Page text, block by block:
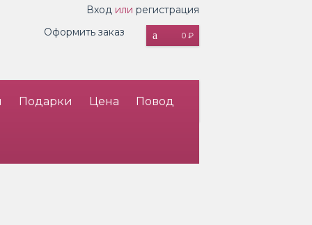
Вход или регистрация
0 ₽
Оформить заказ
Подарки Цена Повод